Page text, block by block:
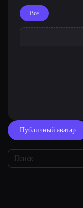
Все
Публичный аватар